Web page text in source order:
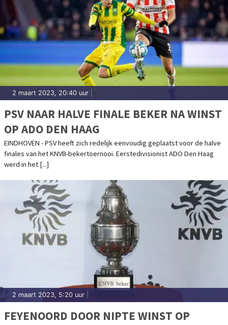
2 maart 2023, 20:40 uur
PSV NAAR HALVE FINALE BEKER NA WINST
OP ADO DEN HAAG
EINDHOVEN - PSV heeft zich redelijk eenvoudig geplaatst voor de halve
finales van het KNVB-bekertoernooi. Eerstedivisionist ADO Den Haag
werd in het [...]
2 maart 2023, 5:20 uur
FEYENOORD DOOR NIPTE WINST OP